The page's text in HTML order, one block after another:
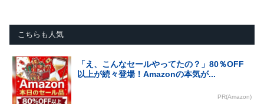
こちらも人気
「え、こんなセールやってたの？」80％OFF
以上が続々登場！Amazonの本気が...
PR(Amazon)